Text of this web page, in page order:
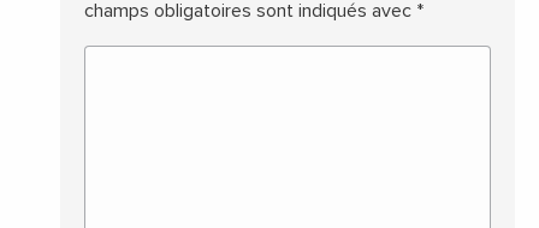
champs obligatoires sont indiqués avec *